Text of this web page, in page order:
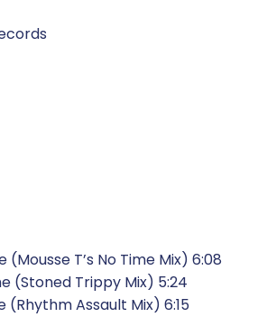
(Mousse T’s No Time Mix) 6:08
(Stoned Trippy Mix) 5:24
(Rhythm Assault Mix) 6:15